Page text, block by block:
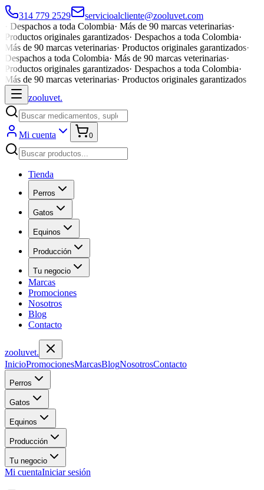
314 779 2529
servicioalcliente@zooluvet.com
Despachos a toda Colombia· Más de 90 marcas veterinarias·
Productos originales garantizados· Despachos a toda Colombia·
Más de 90 marcas veterinarias· Productos originales garantizados·
Despachos a toda Colombia· Más de 90 marcas veterinarias·
Productos originales garantizados· Despachos a toda Colombia·
Más de 90 marcas veterinarias· Productos originales garantizados
zooluvet.
Mi cuenta 0
Tienda
Perros
Gatos
Equinos
Producción
Tu negocio
Marcas
Promociones
Nosotros
Blog
Contacto
zooluvet.
InicioPromocionesMarcasBlogNosotrosContacto
Perros
Gatos
Equinos
Producción
Tu negocio
Mi cuentaIniciar sesión